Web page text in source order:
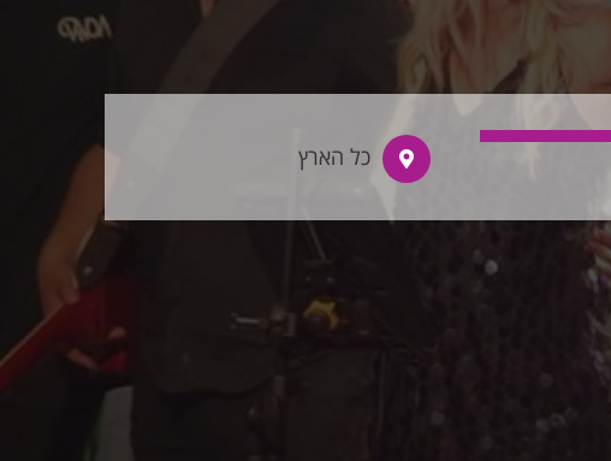
כל הארץ